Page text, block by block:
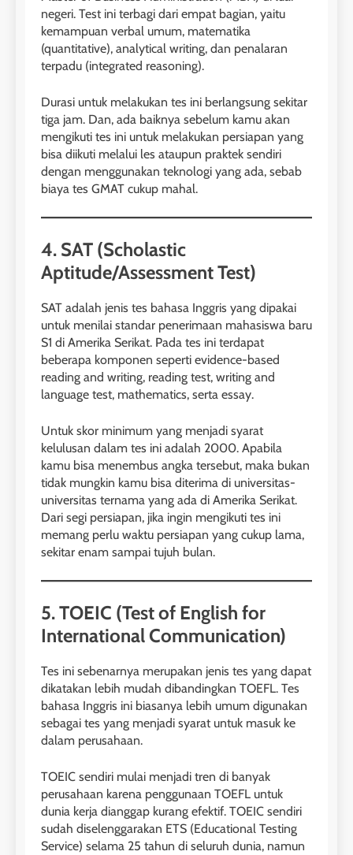
26
Nilai Peserta Kursus IELTS
Online
27
Daftar Peserta Kursus IELTS
Online
LEIDEN INSTITUTE
negeri. Test ini terbagi dari empat bagian, yaitu
kemampuan verbal umum, matematika
(quantitative), analytical writing, dan penalaran
terpadu (integrated reasoning).
Durasi untuk melakukan tes ini berlangsung sekitar
tiga jam. Dan, ada baiknya sebelum kamu akan
mengikuti tes ini untuk melakukan persiapan yang
bisa diikuti melalui les ataupun praktek sendiri
dengan menggunakan teknologi yang ada, sebab
biaya tes GMAT cukup mahal.
4. SAT (Scholastic
Aptitude/Assessment Test)
SAT adalah jenis tes bahasa Inggris yang dipakai
untuk menilai standar penerimaan mahasiswa baru
S1 di Amerika Serikat. Pada tes ini terdapat
beberapa komponen seperti evidence-based
reading and writing, reading test, writing and
language test, mathematics, serta essay.
Untuk skor minimum yang menjadi syarat
kelulusan dalam tes ini adalah 2000. Apabila
kamu bisa menembus angka tersebut, maka bukan
tidak mungkin kamu bisa diterima di universitas-
universitas ternama yang ada di Amerika Serikat.
Dari segi persiapan, jika ingin mengikuti tes ini
memang perlu waktu persiapan yang cukup lama,
sekitar enam sampai tujuh bulan.
5. TOEIC (Test of English for
International Communication)
Tes ini sebenarnya merupakan jenis tes yang dapat
dikatakan lebih mudah dibandingkan TOEFL. Tes
bahasa Inggris ini biasanya lebih umum digunakan
sebagai tes yang menjadi syarat untuk masuk ke
dalam perusahaan.
TOEIC sendiri mulai menjadi tren di banyak
perusahaan karena penggunaan TOEFL untuk
dunia kerja dianggap kurang efektif. TOEIC sendiri
sudah diselenggarakan ETS (Educational Testing
Service) selama 25 tahun di seluruh dunia, namun